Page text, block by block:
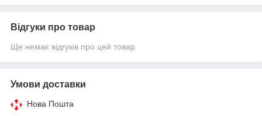
Відгуки про товар
Ще немає відгуків про цей товар
Умови доставки
Нова Пошта